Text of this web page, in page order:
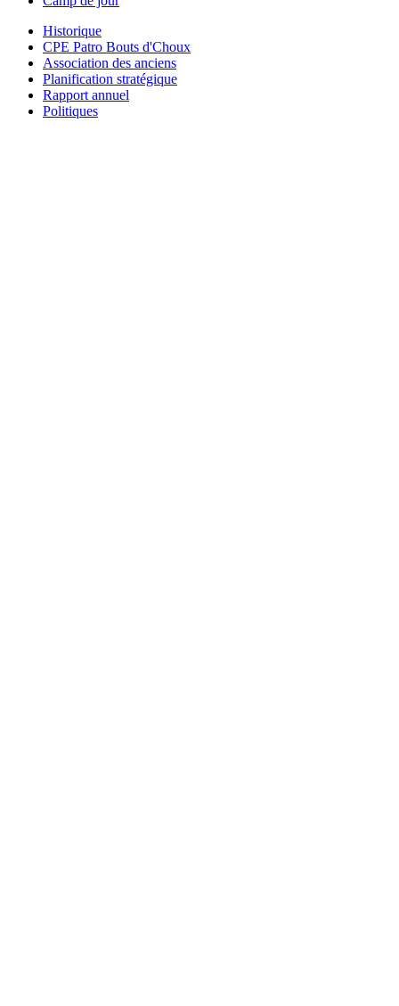
Historique
CPE Patro Bouts d'Choux
Association des anciens
Planification stratégique
Rapport annuel
Politiques